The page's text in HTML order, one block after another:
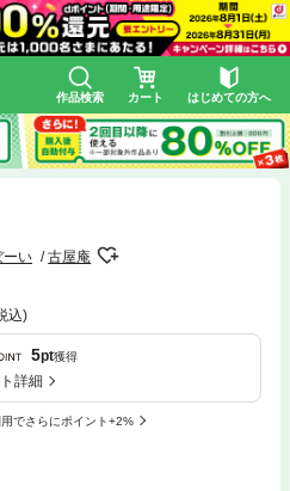
作品検索 カート はじめての方へ
ーい 古屋庵
込)
5pt獲得
詳細
でさらにポイント+2%